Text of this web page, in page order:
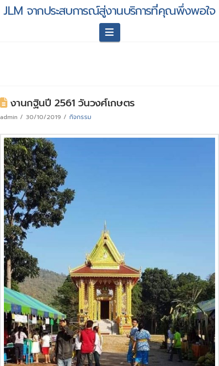
JLM จากประสบการณ์สู่งานบริการที่คุณพึ่งพอใจ
Navigation
งานกฐินปี 2561 วันวงศ์เกษตร
admin 30/10/2019 กิจกรรม